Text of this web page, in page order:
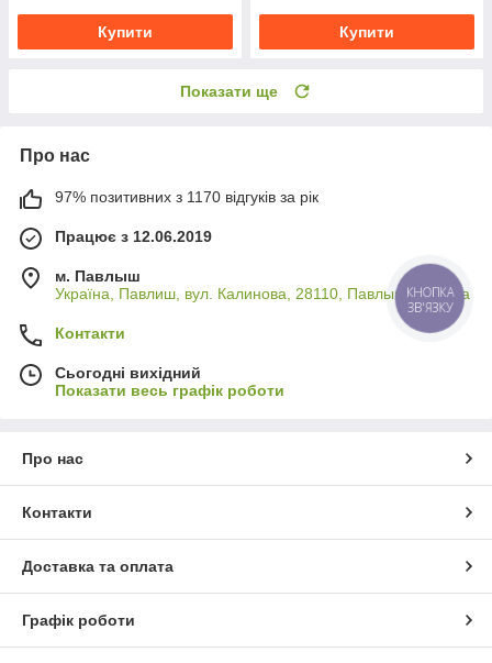
Купити Купити
Показати ще
Про нас
97% позитивних з 1170 відгуків за рік
Працює з 12.06.2019
м. Павлыш
Україна, Павлиш, вул. Калинова, 28110, Павлыш, Україна
Контакти
Сьогодні вихідний
Показати весь графік роботи
Про нас
Контакти
Доставка та оплата
Графік роботи
КНОПКА
ЗВ'ЯЗКУ